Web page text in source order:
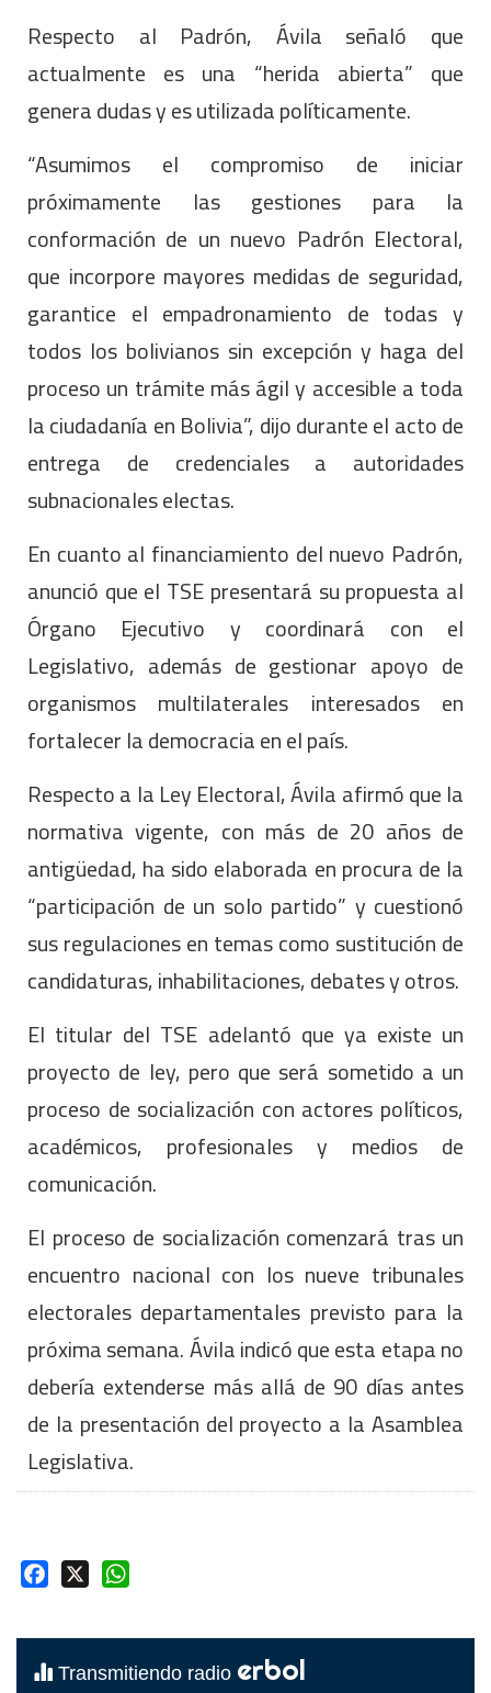
Respecto al Padrón, Ávila señaló que
actualmente es una “herida abierta” que
genera dudas y es utilizada políticamente.
“Asumimos el compromiso de iniciar
próximamente las gestiones para la
conformación de un nuevo Padrón Electoral,
que incorpore mayores medidas de seguridad,
garantice el empadronamiento de todas y
todos los bolivianos sin excepción y haga del
proceso un trámite más ágil y accesible a toda
la ciudadanía en Bolivia”, dijo durante el acto de
entrega de credenciales a autoridades
subnacionales electas.
En cuanto al financiamiento del nuevo Padrón,
anunció que el TSE presentará su propuesta al
Órgano Ejecutivo y coordinará con el
Legislativo, además de gestionar apoyo de
organismos multilaterales interesados en
fortalecer la democracia en el país.
Respecto a la Ley Electoral, Ávila afirmó que la
normativa vigente, con más de 20 años de
antigüedad, ha sido elaborada en procura de la
“participación de un solo partido” y cuestionó
sus regulaciones en temas como sustitución de
candidaturas, inhabilitaciones, debates y otros.
El titular del TSE adelantó que ya existe un
proyecto de ley, pero que será sometido a un
proceso de socialización con actores políticos,
académicos, profesionales y medios de
comunicación.
El proceso de socialización comenzará tras un
encuentro nacional con los nueve tribunales
electorales departamentales previsto para la
próxima semana. Ávila indicó que esta etapa no
debería extenderse más allá de 90 días antes
de la presentación del proyecto a la Asamblea
Legislativa.
Facebook
Transmitiendo radio erbol